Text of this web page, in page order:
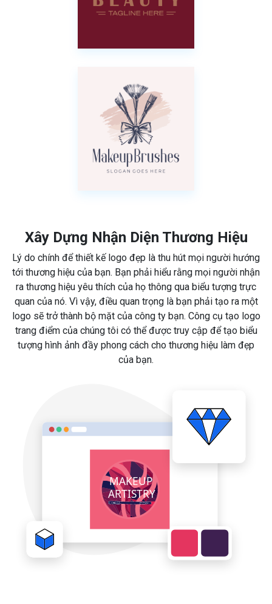
Xây Dựng Nhận Diện Thương Hiệu
Lý do chính để thiết kế logo đẹp là thu hút mọi người hướng
tới thương hiệu của bạn. Bạn phải hiểu rằng mọi người nhận
ra thương hiệu yêu thích của họ thông qua biểu tượng trực
quan của nó. Vì vậy, điều quan trọng là bạn phải tạo ra một
logo sẽ trở thành bộ mặt của công ty bạn. Công cụ tạo logo
trang điểm của chúng tôi có thể được truy cập để tạo biểu
tượng hình ảnh đầy phong cách cho thương hiệu làm đẹp
của bạn.